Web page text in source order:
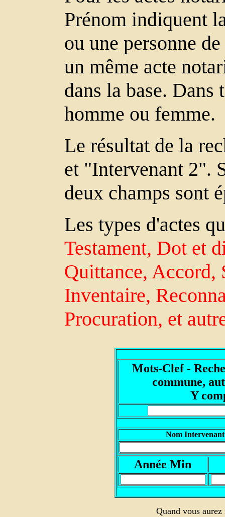
Prénom indiquent
ou une personne
un même acte
dans la base. Dans
homme ou femme.
Le résultat de la
et "Intervenant 2".
deux champs sont
Les types d'actes
Testament, Dot et
Quittance, Accord,
Inventaire,
Procuration, et
Mots-Clef -
commune,
Y
Nom
Année Min
Quand vous